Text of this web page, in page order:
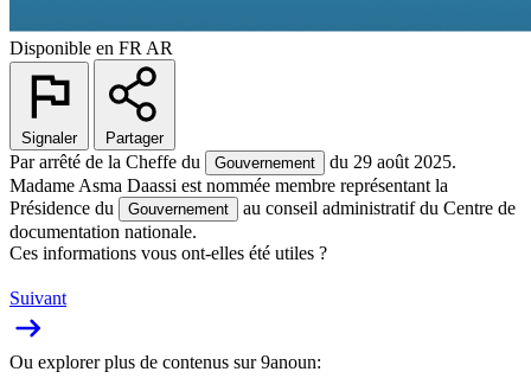
Disponible en FR AR
Signaler Partager
Par arrêté de la Cheffe du Gouvernement
du 29 août 2025.
Madame Asma Daassi est nommée membre représentant la
Présidence du
Gouvernement
au conseil administratif du Centre de
documentation nationale.
Ces informations vous ont-elles été utiles ?
Suivant
Ou explorer plus de contenus sur 9anoun: